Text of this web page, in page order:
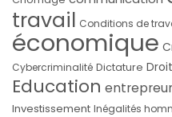
travail Conditions de
économique
Cybercriminalité Dictature
Education
Investissement Inégalités